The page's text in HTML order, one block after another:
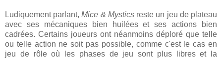
Ludiquement parlant,Mice & Mysticsreste un jeu de plateau
avec ses mécaniques bien huilées et ses actions bien
cadrées. Certains joueurs ont néanmoins déploré que telle
ou telle action ne soit pas possible, comme c'est le cas en
jeu de rôle où les phases de jeu sont plus libres et la